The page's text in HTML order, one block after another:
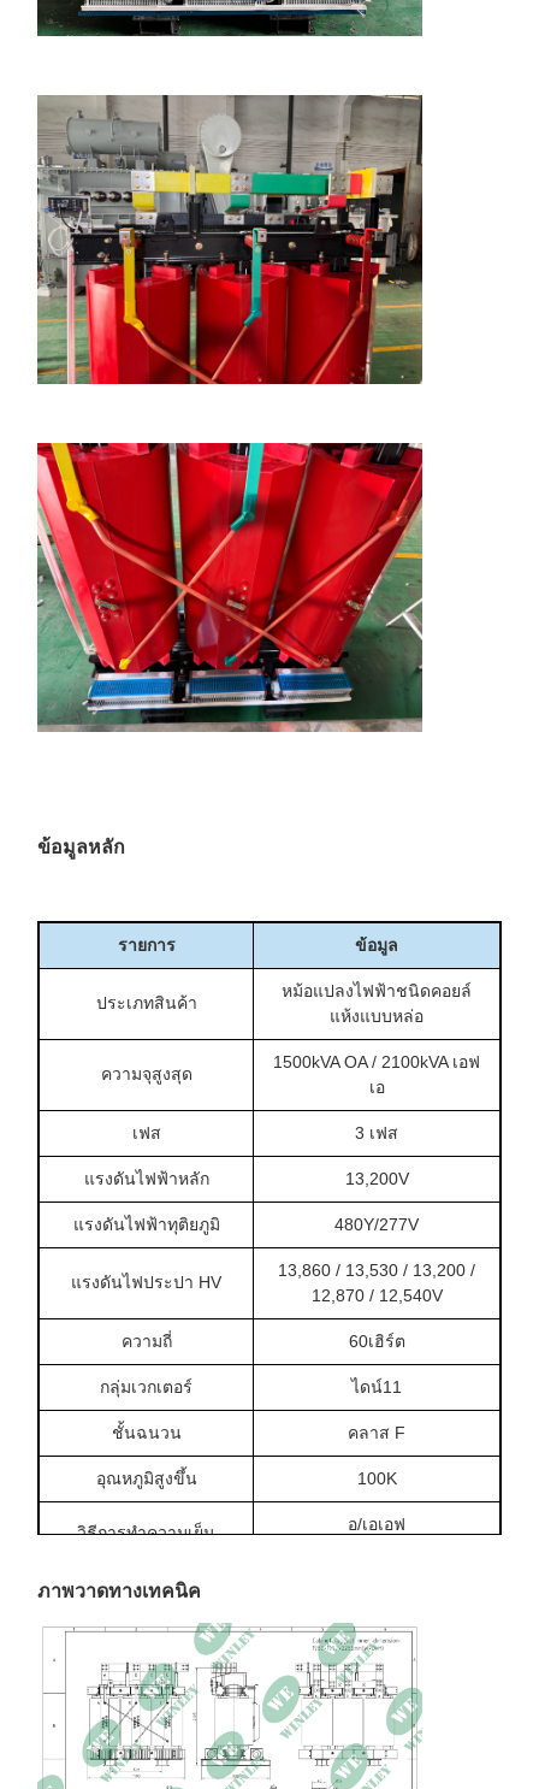
ข้อมูลหลัก
รายการ ข้อมูล
ประเภทสินค้า
หม้อแปลงไฟฟ้าชนิดคอยล์
แห้งแบบหล่อ
ความจุสูงสุด
1500kVA OA / 2100kVA เอฟ
เอ
เฟส 3 เฟส
แรงดันไฟฟ้าหลัก 13,200V
แรงดันไฟฟ้าทุติยภูมิ 480Y/277V
แรงดันไฟประปา HV
13,860 / 13,530 / 13,200 /
12,870 / 12,540V
ความถี่ 60เฮิร์ต
กลุ่มเวกเตอร์ ไดน์11
ชั้นฉนวน คลาส F
อุณหภูมิสูงขึ้น 100K
วิธีการทำความเย็น อ/เอเอฟ
ชั้นภูมิอากาศ
ชั้นเรียนด้านสิ่งแวดล้อม E2
คลาสไฟ F1
ไม่มีการสูญเสียโหลด 2,650.2 วัตต์
การสูญเสียโหลด 12,708.8W ที่ 120℃
ภาพวาดทางเทคนิค